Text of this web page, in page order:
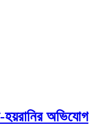
হয়রানির অভিযোগ